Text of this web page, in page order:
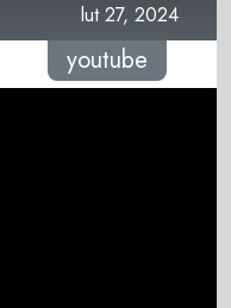
lut 27, 2024
youtube